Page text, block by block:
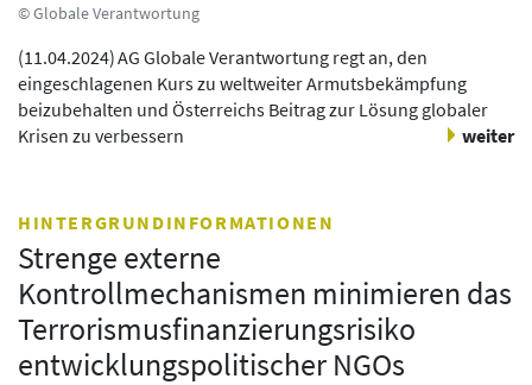
© Globale Verantwortung
(11.04.2024)AG Globale Verantwortung regt an, den
eingeschlagenen Kurs zu weltweiter Armutsbekämpfung
beizubehalten und Österreichs Beitrag zur Lösung globaler
Krisen zu verbessern
weiter
HINTERGRUNDINFORMATIONEN
Strenge externe
Kontrollmechanismen minimieren das
Terrorismusfinanzierungsrisiko
entwicklungspolitischer NGOs